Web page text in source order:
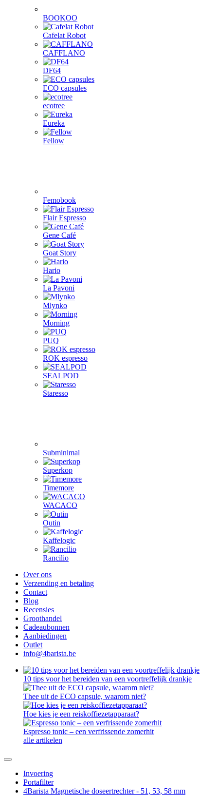
BOOKOO
Cafelat Robot
CAFFLANO
DF64
ECO capsules
ecotree
Eureka
Fellow
Femobook
Flair Espresso
Gene Café
Goat Story
Hario
La Pavoni
Mlynko
Morning
PUQ
ROK espresso
SEALPOD
Staresso
Subminimal
Superkop
Timemore
WACACO
Outin
Kaffelogic
Rancilio
Over ons
Verzending en betaling
Contact
Blog
Recensies
Groothandel
Cadeaubonnen
Aanbiedingen
Outlet
info@4barista.be
10 tips voor het bereiden van een voortreffelijk drankje
Thee uit de ECO capsule, waarom niet?
Hoe kies je een reiskoffiezetapparaat?
Espresso tonic – een verfrissende zomerhit
alle artikelen
Invoering
Portafilter
4Barista Magnetische doseertrechter - 51, 53, 58 mm